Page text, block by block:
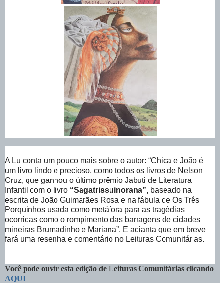
A Lu conta um pouco mais sobre o autor: “Chica e João é
um livro lindo e precioso, como todos os livros de Nelson
Cruz, que ganhou o último prêmio Jabuti de Literatura
Infantil com o livro “Sagatrissuinorana”, baseado na
escrita de João Guimarães Rosa e na fábula de Os Três
Porquinhos usada como metáfora para as tragédias
ocorridas como o rompimento das barragens de cidades
mineiras Brumadinho e Mariana”. E adianta que em breve
fará uma resenha e comentário no Leituras Comunitárias.
Você pode ouvir esta edição de Leituras Comunitárias clicando
AQUI